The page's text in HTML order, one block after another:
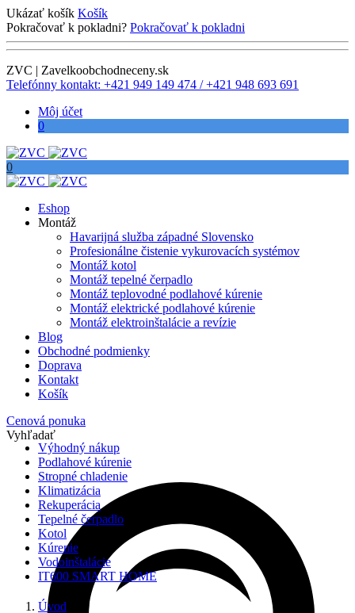
Ukázať košík Košík
Pokračovať k pokladni? Pokračovať k pokladni
ZVC | Zavelkoobchodneceny.sk
Telefónny kontakt: +421 949 149 474 / +421 948 693 691
Môj účet
0
0
Eshop
Montáž
Havarijná služba západné Slovensko
Profesionálne čistenie vykurovacích systémov
Montáž kotol
Montáž tepelné čerpadlo
Montáž teplovodné podlahové kúrenie
Montáž elektrické podlahové kúrenie
Montáž elektroinštalácie a revízie
Blog
Obchodné podmienky
Doprava
Kontakt
Košík
Cenová ponuka
Vyhľadať
Výhodný nákup
Podlahové kúrenie
Stropné chladenie
Klimatizácia
Rekuperácia
Tepelné čerpadlo
Kotol
Kúrenie
Vodoinštalácie
IT600 SMART HOME
Úvod